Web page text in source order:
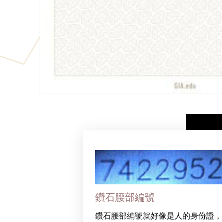
鑽石腰部編號
鑽石腰部編號就好像是人的身份證